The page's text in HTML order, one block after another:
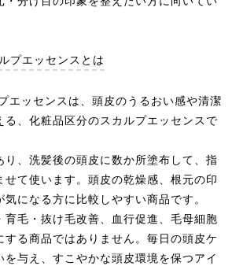
プエッセンスとは
エッセンスは、頭皮のうるおい感や清潔
る、化粧品区分のスカルプエッセンスで
り、洗髪後の頭皮に数か所塗布して、指
せて使います。頭皮の乾燥感、根元の印
になる方に比較しやすい商品です。
育毛・抜け毛改善、血行促進、毛母細胞
する商品ではありません。毎日の頭皮ケ
を与え、すこやかな頭皮環境を保つアイ